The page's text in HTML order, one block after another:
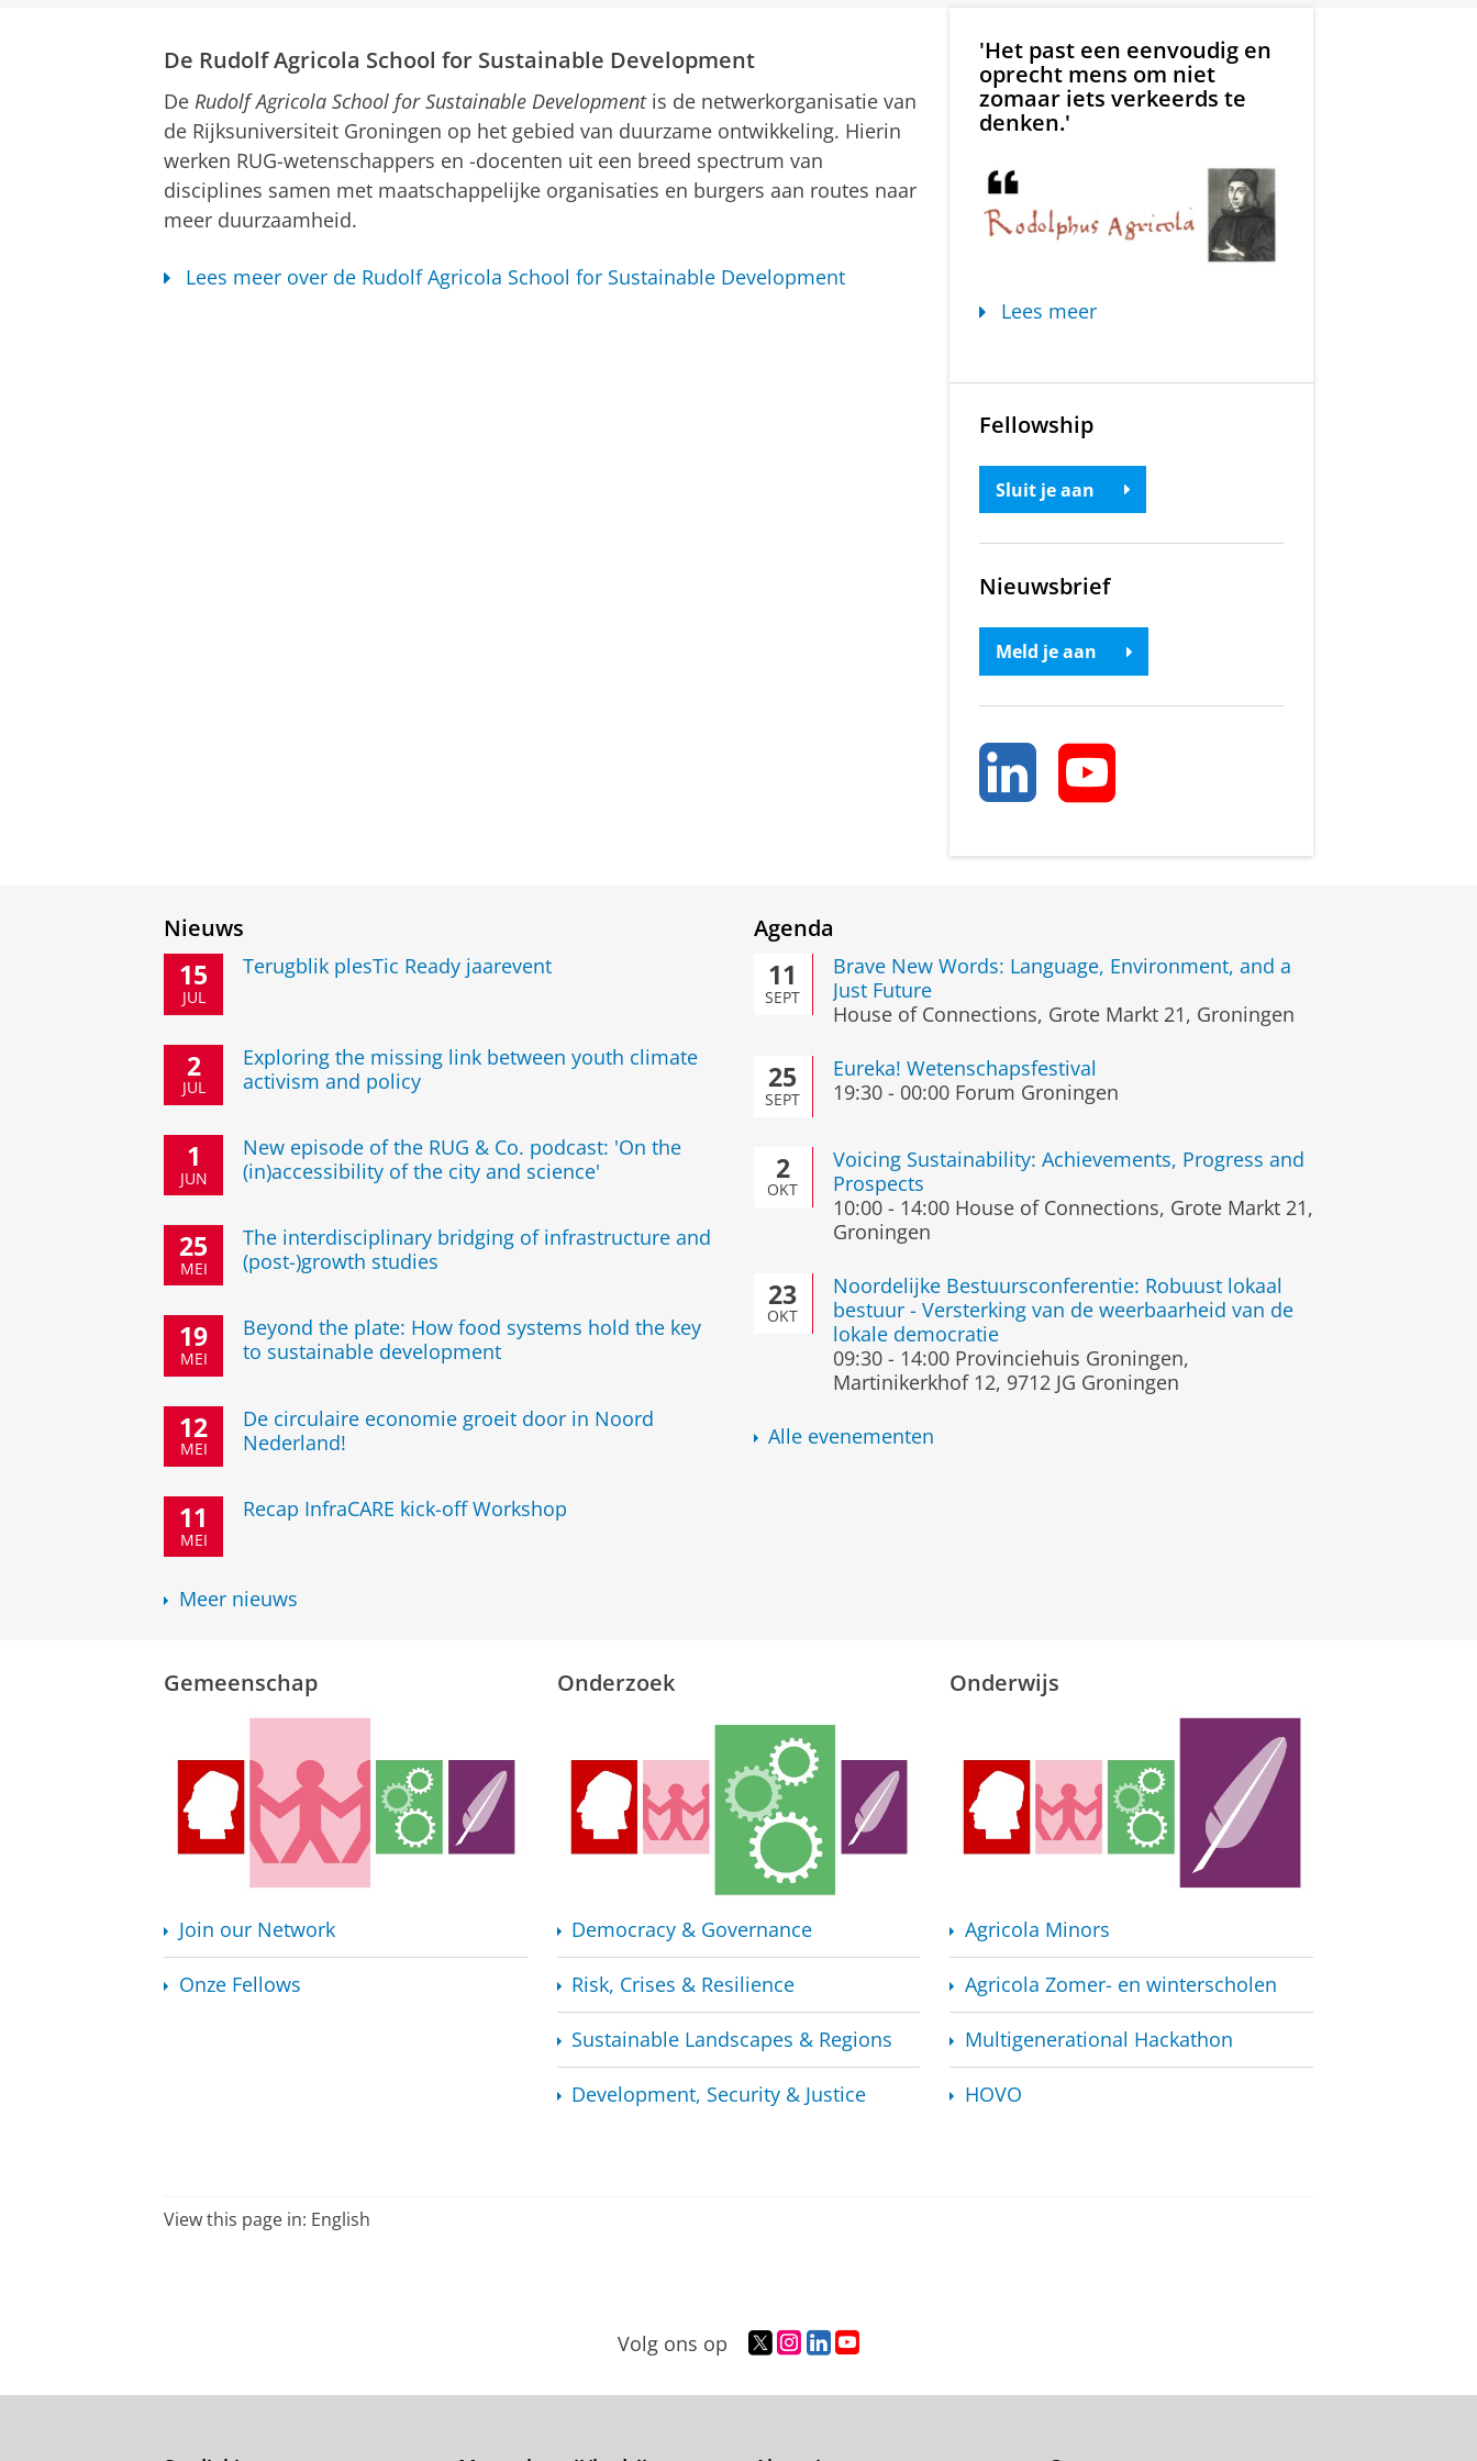
Rudolf Agricola School
De Rudolf Agricola School for Sustainable Development
De Rudolf Agricola School for Sustainable Developmentis de netwerkorganisatie van
de Rijksuniversiteit Groningen op het gebied van duurzame ontwikkeling. Hierin
werken RUG-wetenschappers en -docenten uit een breed spectrum van
disciplines samen met maatschappelijke organisaties en burgers aan routes naar
meer duurzaamheid.
Lees meer over de Rudolf Agricola School for Sustainable Development
'Het past een eenvoudig en
oprecht mens om niet
zomaar iets verkeerds te
denken.'
Lees meer
Fellowship
Sluit je aan
Nieuwsbrief
Meld je aan
Nieuws
15
JUL
Terugblik plesTic Ready jaarevent
2
JUL
Exploring the missing link between youth climate
activism and policy
1
JUN
New episode of the RUG & Co. podcast: 'On the
(in)accessibility of the city and science'
25
MEI
The interdisciplinary bridging of infrastructure and
(post-)growth studies
19
MEI
Beyond the plate: How food systems hold the key
to sustainable development
12
MEI
De circulaire economie groeit door in Noord
Nederland!
11
MEI
Recap InfraCARE kick-off Workshop
Meer nieuws
Agenda
11
SEPT
Brave New Words: Language, Environment, and a
Just Future
House of Connections, Grote Markt 21, Groningen
25
SEPT
Eureka! Wetenschapsfestival
19:30- 00:00Forum Groningen
2
OKT
Voicing Sustainability: Achievements, Progress and
Prospects
10:00- 14:00House of Connections, Grote Markt 21,
Groningen
23
OKT
Noordelijke Bestuursconferentie: Robuust lokaal
bestuur - Versterking van de weerbaarheid van de
lokale democratie
09:30- 14:00Provinciehuis Groningen,
Martinikerkhof 12, 9712 JG Groningen
Alle evenementen
Gemeenschap
Join our Network
Onze Fellows
Onderzoek
Democracy & Governance
Risk, Crises & Resilience
Sustainable Landscapes & Regions
Development, Security & Justice
Onderwijs
Agricola Minors
Agricola Zomer- en winterscholen
Multigenerational Hackathon
HOVO
View this page in: English
Volg ons op
T
i
s
L
n
u